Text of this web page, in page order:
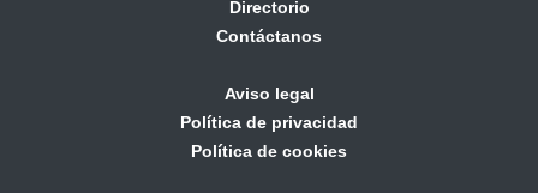
Directorio
Contáctanos
Aviso legal
Política de privacidad
Política de cookies